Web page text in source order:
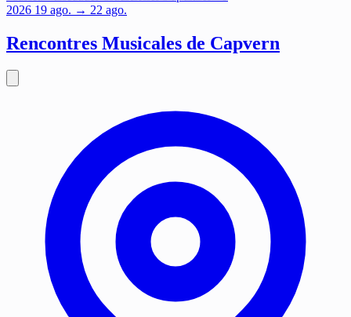
2026 19 ago. → 22 ago.
Rencontres Musicales de Capvern